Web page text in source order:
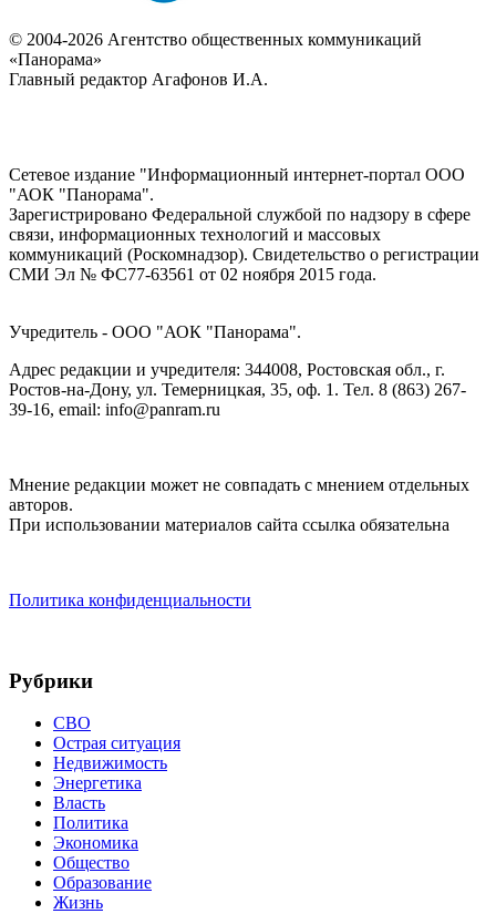
© 2004-2026 Агентство общественных коммуникаций
«Панорама»
Главный редактор Агафонов И.А.
Сетевое издание "Информационный интернет-портал ООО
"АОК "Панорама".
Зарегистрировано Федеральной службой по надзору в сфере
связи, информационных технологий и массовых
коммуникаций (Роскомнадзор). Cвидетельство о регистрации
СМИ Эл № ФС77-63561 от 02 ноября 2015 года.
Учредитель - ООО "АОК "Панорама".
Адрес редакции и учредителя: 344008, Ростовская обл., г.
Ростов-на-Дону, ул. Темерницкая, 35, оф. 1. Тел. 8 (863) 267-
39-16, email: info@panram.ru
Мнение редакции может не совпадать с мнением отдельных
авторов.
При использовании материалов сайта ссылка обязательна
Политика конфиденциальности
Рубрики
СВО
Острая ситуация
Недвижимость
Энергетика
Власть
Политика
Экономика
Общество
Образование
Жизнь